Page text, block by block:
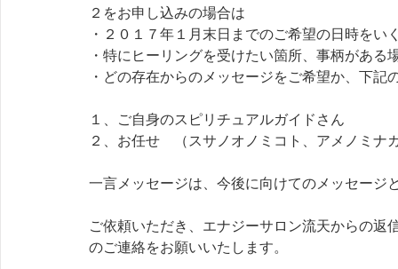
２をお申し込みの場合は
・２０１７年１月末日までのご希望の日時をい
・特にヒーリングを受けたい箇所、事柄がある
・どの存在からのメッセージをご希望か、下
１、ご自身のスピリチュアルガイドさん
２、お任せ　（スサノオノミコト、アメノミナ
一言メッセージは、今後に向けてのメッセージ
ご依頼いただき、エナジーサロン流天からの返
のご連絡をお願いいたします。